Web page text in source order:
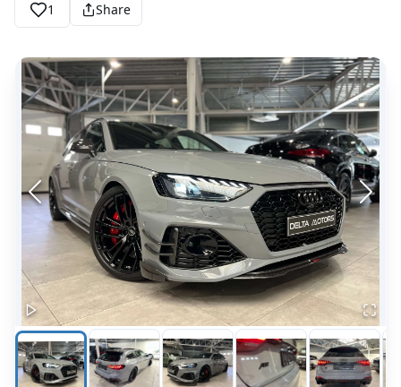
1 Share